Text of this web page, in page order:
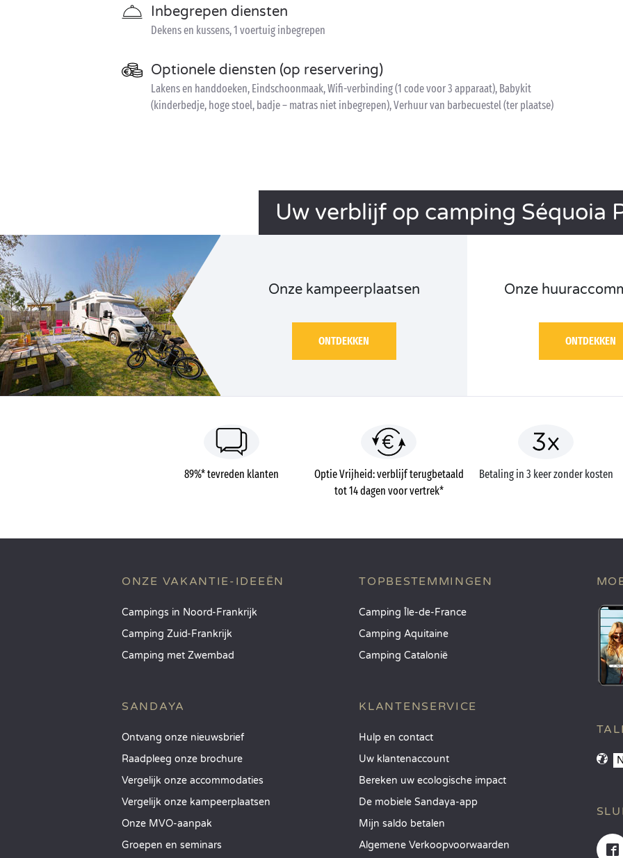
Inbegrepen diensten
Dekens en kussens, 1 voertuig inbegrepen
Optionele diensten (op reservering)
Lakens en handdoeken, Eindschoonmaak, Wifi-verbinding (1 code voor 3 apparaat), Babykit
(kinderbedje, hoge stoel, badje – matras niet inbegrepen), Verhuur van barbecuestel (ter plaatse)
Uw verblijf op camping Séquoia
Onze kampeerplaatsen
ONTDEKKEN
Onze
ONTDEKKEN
89%* tevreden klanten
Optie Vrijheid: verblijf terugbetaald
tot 14 dagen voor vertrek*
Betaling in 3 keer zonder kosten
ONZE VAKANTIE-IDEEËN
Campings in Noord-Frankrijk
Camping Zuid-Frankrijk
Camping met Zwembad
SANDAYA
Ontvang onze nieuwsbrief
Raadpleeg onze brochure
Vergelijk onze accommodaties
Vergelijk onze kampeerplaatsen
Onze MVO-aanpak
Groepen en seminars
TOPBESTEMMINGEN
Camping Île-de-France
Camping Aquitaine
Camping Catalonië
KLANTENSERVICE
Hulp en contact
Uw klantenaccount
Bereken uw ecologische impact
De mobiele Sandaya-app
Mijn saldo betalen
Algemene Verkoopvoorwaarden